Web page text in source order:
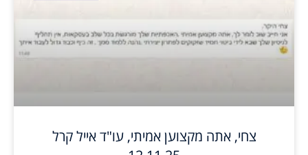
צחי, אתה מקצוען אמיתי, עו"ד אייל קרל